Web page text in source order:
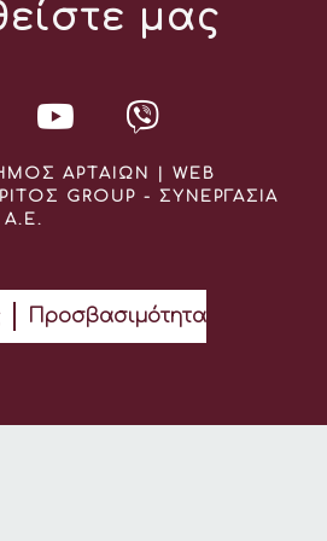
μας
ΑΡΤΑΙΩΝ | WEB
GROUP - ΣΥΝΕΡΓΑΣΙΑ
Α.Ε.
Προσβασιμότητα